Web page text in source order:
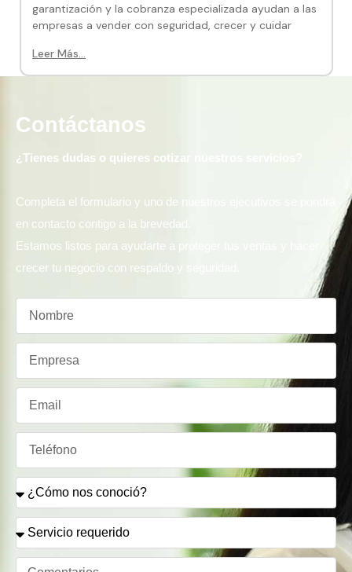
garantización y la cobranza especializada ayudan a las
empresas a vender con seguridad, crecer y cuidar
Leer Más...
Contáctanos
¿Tienes dudas o quieres cotizar nuestros servicios?
Completa el formulario y uno de nuestros ejecutivos se pondrá
en contacto contigo a la brevedad.
Estamos listos para ayudarte a proteger tus ventas y hacer
crecer tu negocio con respaldo y seguridad.